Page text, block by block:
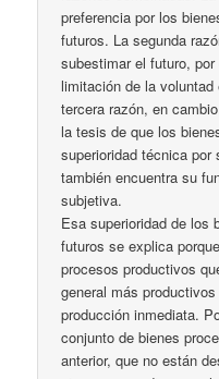
preferencia por los
futuros. La segunda
subestimar el futuro,
limitación de la
tercera razón, en
la tesis de que los
superioridad técnica
también encuentra su
subjetiva.
Esa superioridad de los
futuros se explica
procesos productivos
general más
producción inmediata.
conjunto de bienes
anterior, que no están